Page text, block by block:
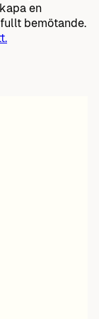
en
bemötande.